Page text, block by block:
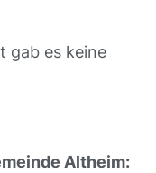
gab es keine
Altheim: